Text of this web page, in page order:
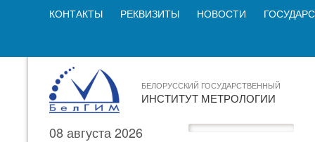
КОНТАКТЫ РЕКВИЗИТЫ НОВОСТИ
БЕЛОРУССКИЙ ГОСУДАРСТВЕННЫЙ
ИНСТИТУТ МЕТРОЛОГИИ
08 августа 2026